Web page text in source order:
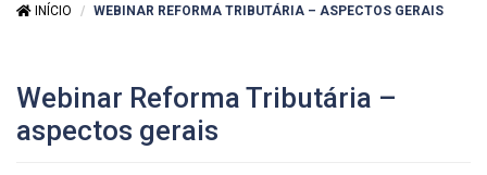
INÍCIO WEBINAR REFORMA TRIBUTÁRIA – ASPECTOS GERAIS
Webinar Reforma Tributária –
aspectos gerais